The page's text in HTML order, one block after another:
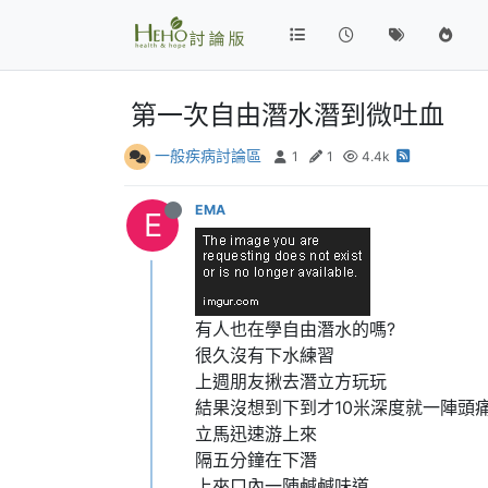
第一次自由潛水潛到微吐血
一般疾病討論區 1 1 4.4k
E EMA
有人也在學自由潛水的嗎?
很久沒有下水練習
上週朋友揪去潛立方玩玩
結果沒想到下到才10米深度就一陣頭
立馬迅速游上來
隔五分鐘在下潛